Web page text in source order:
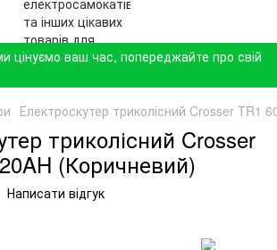
цінуємо ваш час, попереджайте про свій
Електроскутер триколісний Crosser TR1
триколісний Crosser
(Коричневий)
Написати відгук